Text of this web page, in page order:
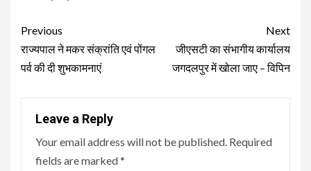
Continue
Reading
Previous
राज्यपाल ने मकर संक्रांति एवं पोंगल
पर्व की दी शुभकामनाएं
Next
जीएसटी का संभागीय कार्यालय
जगदलपुर में खोला जाए – विपिन
Leave a Reply
Your email address will not be published. Required
fields are marked*